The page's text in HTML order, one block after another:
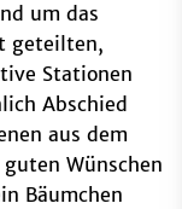
um das
geteilten,
Stationen
Abschied
aus dem
Wünschen
Bäumchen